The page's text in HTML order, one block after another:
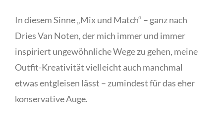
In diesem Sinne „Mix und Match“ – ganz nach
Dries Van Noten, der mich immer und immer
inspiriert ungewöhnliche Wege zu gehen, meine
Outfit-Kreativität vielleicht auch manchmal
etwas entgleisen lässt – zumindest für das eher
konservative Auge.